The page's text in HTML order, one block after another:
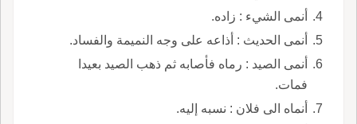
أنمى الشيء : زاده.
أنمى الحديث : أذاعه على وجه النميمة والفساد.
أنمى الصيد : رماه فأصابه ثم ذهب الصيد بعيدا
فمات.
أنماه الى فلان : نسبه إليه.